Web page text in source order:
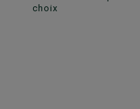
choix